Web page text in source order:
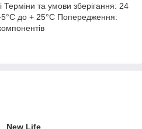
Терміни та умови зберігання: 24
до + 25°C Попередження:
New Life